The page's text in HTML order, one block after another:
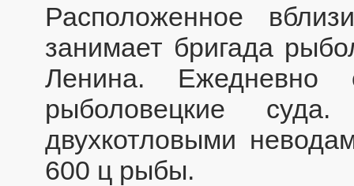
Расположенное
занимает бригада
Ленина.
рыболовецкие
двухкотловыми
600 ц рыбы.